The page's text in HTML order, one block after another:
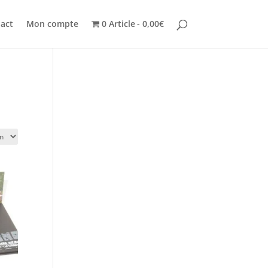
Mon compte 0 Article 0,00€